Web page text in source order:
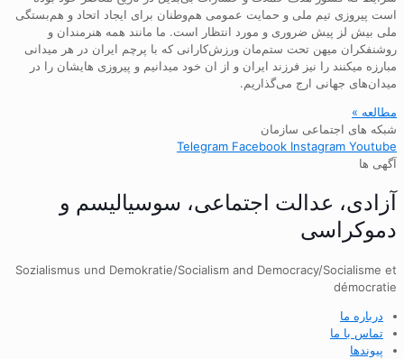
است پیروزی تیم ملی و حمایت عمومی هم‌وطنان برای ایجاد اتحاد و هم‌بستگی
ملی بیش لز پیش ضروری و مورد انتظار است. ما مانند همه هنرمندان و
روشنفکران میهن تحت ستم‌مان ورزش‌کارانی که با پرچم ایران در هر میدانی
مبارزه میکنند را نیز فرزند ایران و از ان خود میدانیم و پیروزی هایشان را در
میدان‌های جهانی ارج می‌گذاریم.
مطالعه »
شبکه های اجتماعی سازمان
Telegram Facebook Instagram Youtube
آگهی ها
آزادی، عدالت اجتماعی، سوسیالیسم و
دموکراسی
Sozialismus und Demokratie/Socialism and Democracy/Socialisme et
démocratie
درباره ما
تماس با ما
پیوندها